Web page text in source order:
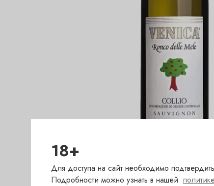
18+
Для доступа на сайт необходимо
Подробности можно узнать в нашей